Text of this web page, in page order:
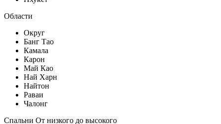
Области
Округ
Банг Тао
Камала
Карон
Май Као
Най Харн
Найтон
Раваи
Чалонг
Спальни От низкого до высокого